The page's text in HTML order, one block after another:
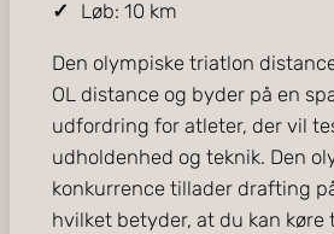
Løb: 10 km
Den olympiske triatlon
OL distance og byder på en
udfordring for atleter, der vil
udholdenhed og teknik. Den
konkurrence tillader drafting
hvilket betyder, at du kan